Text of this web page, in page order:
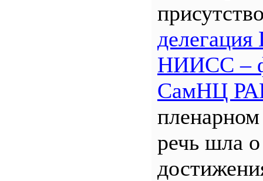
НИИСС –
СамНЦ
пленарном
речь шла